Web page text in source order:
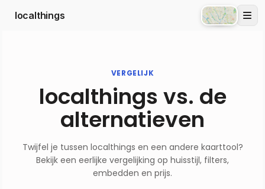
localthings
Atlas
VERGELIJK
localthings vs. de
alternatieven
Twijfel je tussen localthings en een andere kaarttool?
Bekijk een eerlijke vergelijking op huisstijl, filters,
embedden en prijs.